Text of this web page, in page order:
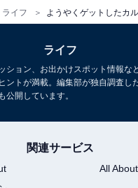
ライフ
もったいないという気持
。最初はスモークチーズ
子のプチプチした食感が
ーズ自体は口の中で溶け
ライフ
ション、お出かけスポット情報な
ントが満載。編集部が独自調査し
公開しています。
関連サービス
All